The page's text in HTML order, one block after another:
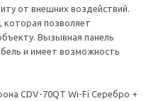
от внешних воздействий.
которая позволяет
Вызывная панель
и имеет возможность
CDV-70QT Wi-Fi Серебро +